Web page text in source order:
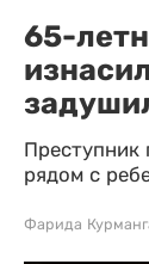
65-
Преступник
рядом с
Фарида